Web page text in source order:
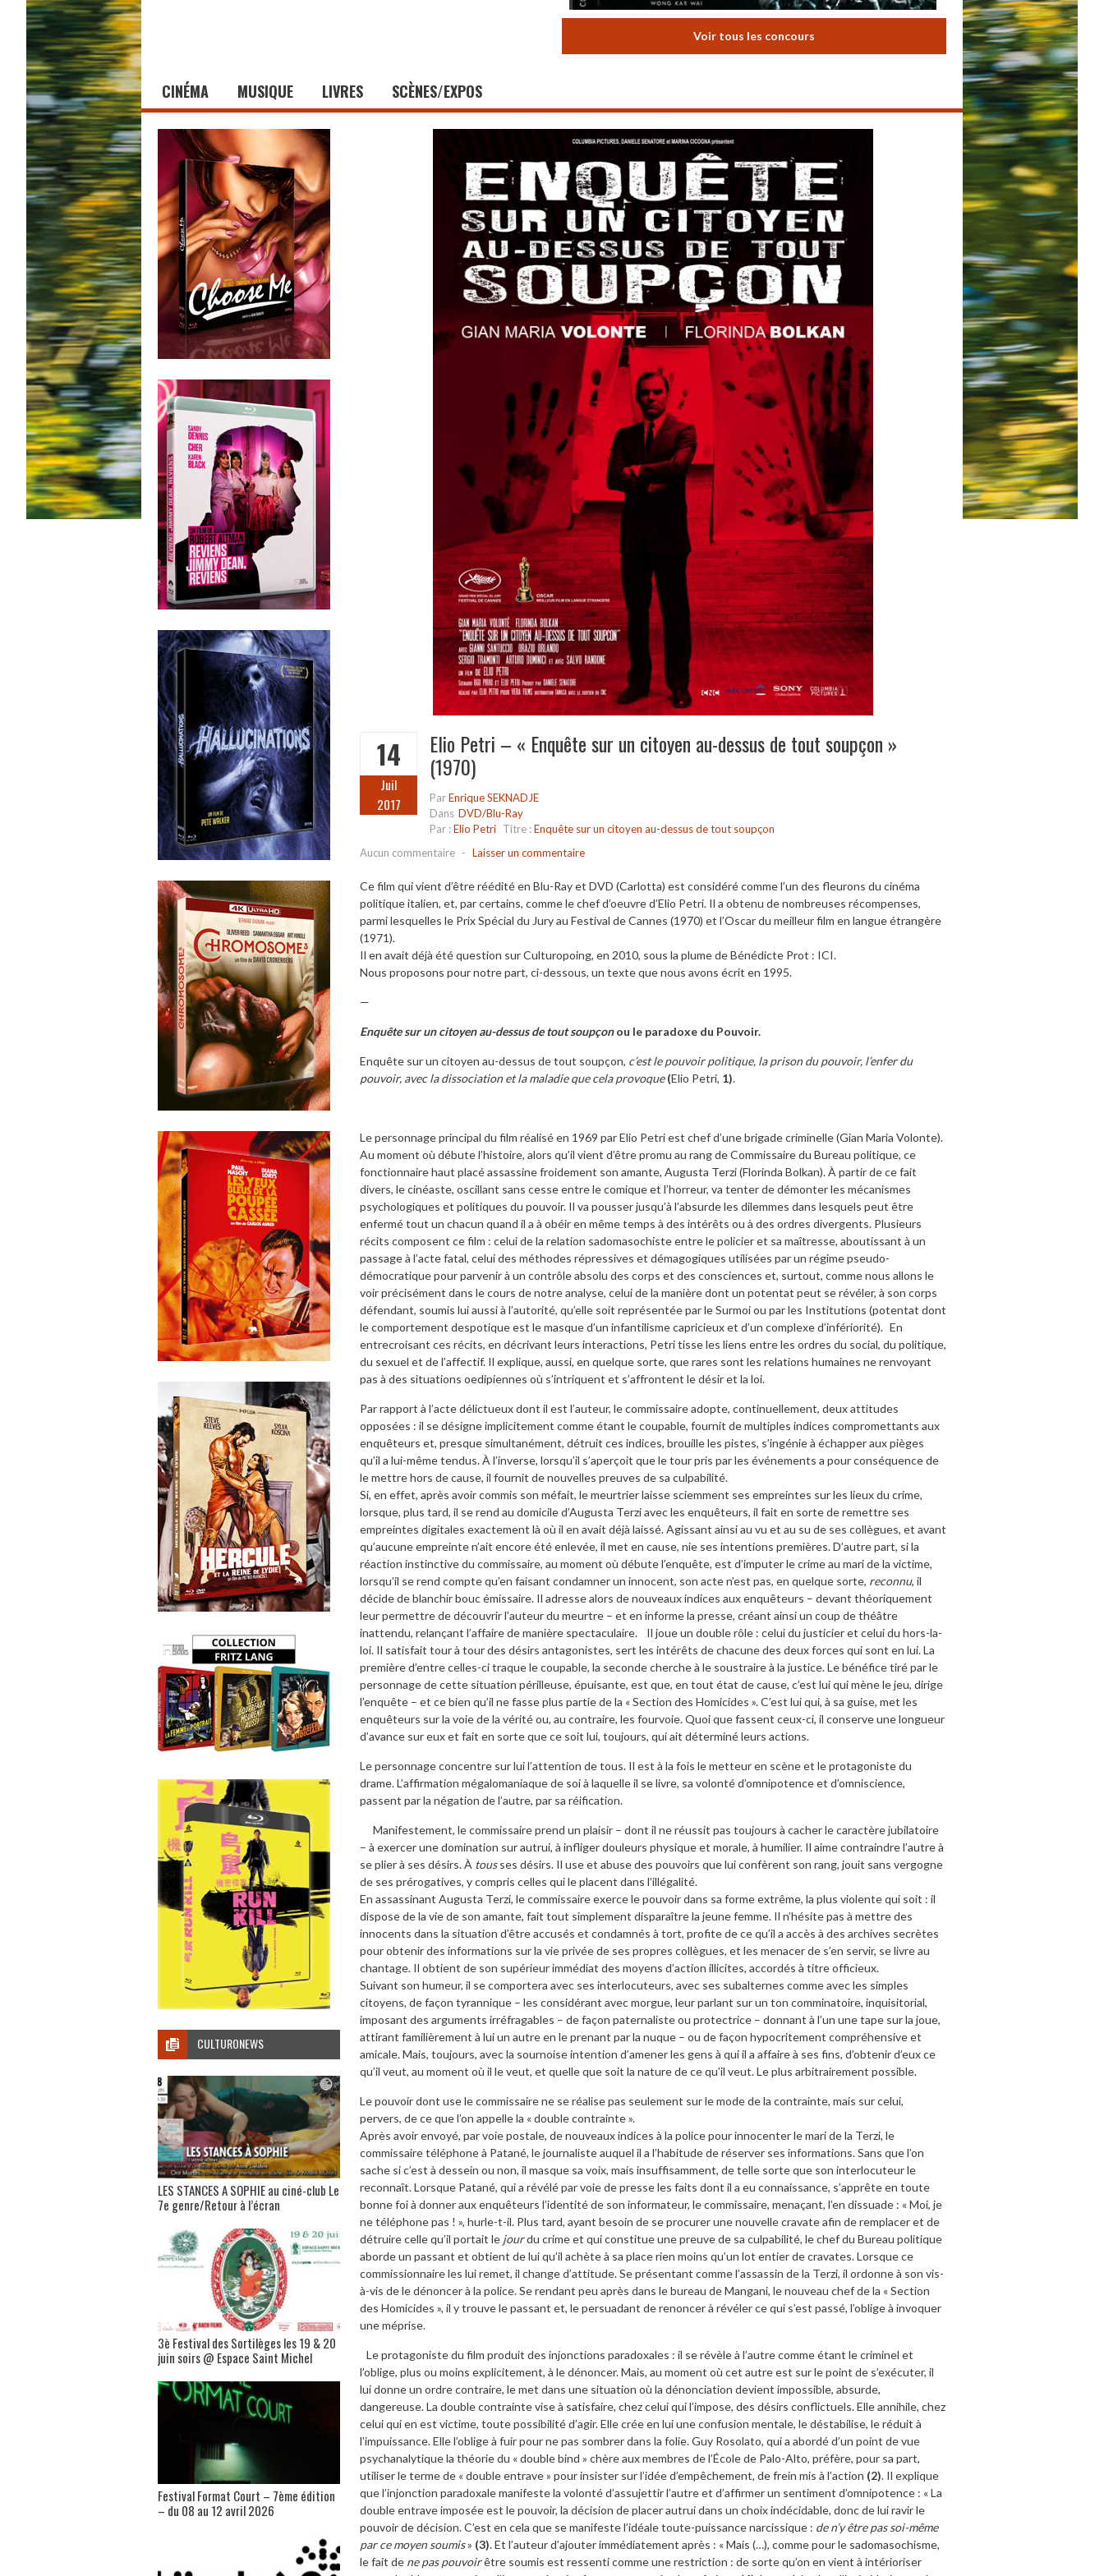
Voir tous les concours
CINÉMA MUSIQUE LIVRES SCÈNES/EXPOS
14
Juil
2017
Elio Petri – « Enquête sur un citoyen au-dessus de tout soupçon »
(1970)
ParEnrique SEKNADJE
Dans DVD/Blu-Ray
Par :Elio Petri Titre :Enquête sur un citoyen au-dessus de tout soupçon
Aucun commentaire - Laisser un commentaire
Ce film qui vient d’être réédité en Blu-Ray et DVD (Carlotta) est considéré comme l’un des fleurons du cinéma
politique italien, et, par certains, comme le chef d’oeuvre d’Elio Petri. Il a obtenu de nombreuses récompenses,
parmi lesquelles le Prix Spécial du Jury au Festival de Cannes (1970) et l’Oscar du meilleur film en langue étrangère
(1971).
Il en avait déjà été question sur Culturopoing, en 2010, sous la plume de Bénédicte Prot : ICI.
Nous proposons pour notre part, ci-dessous, un texte que nous avons écrit en 1995.
—
Enquête sur un citoyen au-dessus de tout soupçonou le paradoxe du Pouvoir.
Enquête sur un citoyen au-dessus de tout soupçon, c’est le pouvoir politique, la prison du pouvoir, l’enfer du
pouvoir, avec la dissociation et la maladie que cela provoque (Elio Petri, 1).
Le personnage principal du film réalisé en 1969 par Elio Petri est chef d’une brigade criminelle (Gian Maria Volonte).
Au moment où débute l’histoire, alors qu’il vient d’être promu au rang de Commissaire du Bureau politique, ce
fonctionnaire haut placé assassine froidement son amante, Augusta Terzi (Florinda Bolkan). À partir de ce fait
divers, le cinéaste, oscillant sans cesse entre le comique et l’horreur, va tenter de démonter les mécanismes
psychologiques et politiques du pouvoir. Il va pousser jusqu’à l’absurde les dilemmes dans lesquels peut être
enfermé tout un chacun quand il a à obéir en même temps à des intérêts ou à des ordres divergents. Plusieurs
récits composent ce film : celui de la relation sadomasochiste entre le policier et sa maîtresse, aboutissant à un
passage à l’acte fatal, celui des méthodes répressives et démagogiques utilisées par un régime pseudo-
démocratique pour parvenir à un contrôle absolu des corps et des consciences et, surtout, comme nous allons le
voir précisément dans le cours de notre analyse, celui de la manière dont un potentat peut se révéler, à son corps
défendant, soumis lui aussi à l’autorité, qu’elle soit représentée par le Surmoi ou par les Institutions (potentat dont
le comportement despotique est le masque d’un infantilisme capricieux et d’un complexe d’infériorité). En
entrecroisant ces récits, en décrivant leurs interactions, Petri tisse les liens entre les ordres du social, du politique,
du sexuel et de l’affectif. Il explique, aussi, en quelque sorte, que rares sont les relations humaines ne renvoyant
pas à des situations oedipiennes où s’intriquent et s’affrontent le désir et la loi.
Par rapport à l’acte délictueux dont il est l’auteur, le commissaire adopte, continuellement, deux attitudes
opposées : il se désigne implicitement comme étant le coupable, fournit de multiples indices compromettants aux
enquêteurs et, presque simultanément, détruit ces indices, brouille les pistes, s’ingénie à échapper aux pièges
qu’il a lui-même tendus. À l’inverse, lorsqu’il s’aperçoit que le tour pris par les événements a pour conséquence de
le mettre hors de cause, il fournit de nouvelles preuves de sa culpabilité.
Si, en effet, après avoir commis son méfait, le meurtrier laisse sciemment ses empreintes sur les lieux du crime,
lorsque, plus tard, il se rend au domicile d’Augusta Terzi avec les enquêteurs, il fait en sorte de remettre ses
empreintes digitales exactement là où il en avait déjà laissé. Agissant ainsi au vu et au su de ses collègues, et avant
qu’aucune empreinte n’ait encore été enlevée, il met en cause, nie ses intentions premières. D’autre part, si la
réaction instinctive du commissaire, au moment où débute l’enquête, est d’imputer le crime au mari de la victime,
lorsqu’il se rend compte qu’en faisant condamner un innocent, son acte n’est pas, en quelque sorte, reconnu, il
décide de blanchir bouc émissaire. Il adresse alors de nouveaux indices aux enquêteurs – devant théoriquement
leur permettre de découvrir l’auteur du meurtre – et en informe la presse, créant ainsi un coup de théâtre
inattendu, relançant l’affaire de manière spectaculaire. Il joue un double rôle : celui du justicier et celui du hors-la-
loi. Il satisfait tour à tour des désirs antagonistes, sert les intérêts de chacune des deux forces qui sont en lui. La
première d’entre celles-ci traque le coupable, la seconde cherche à le soustraire à la justice. Le bénéfice tiré par le
personnage de cette situation périlleuse, épuisante, est que, en tout état de cause, c’est lui qui mène le jeu, dirige
l’enquête – et ce bien qu’il ne fasse plus partie de la « Section des Homicides ». C’est lui qui, à sa guise, met les
enquêteurs sur la voie de la vérité ou, au contraire, les fourvoie. Quoi que fassent ceux-ci, il conserve une longueur
d’avance sur eux et fait en sorte que ce soit lui, toujours, qui ait déterminé leurs actions.
Le personnage concentre sur lui l’attention de tous. Il est à la fois le metteur en scène et le protagoniste du
drame. L’affirmation mégalomaniaque de soi à laquelle il se livre, sa volonté d’omnipotence et d’omniscience,
passent par la négation de l’autre, par sa réification.
Manifestement, le commissaire prend un plaisir – dont il ne réussit pas toujours à cacher le caractère jubilatoire
– à exercer une domination sur autrui, à infliger douleurs physique et morale, à humilier. Il aime contraindre l’autre à
se plier à ses désirs. À tousses désirs. Il use et abuse des pouvoirs que lui confèrent son rang, jouit sans vergogne
de ses prérogatives, y compris celles qui le placent dans l’illégalité.
En assassinant Augusta Terzi, le commissaire exerce le pouvoir dans sa forme extrême, la plus violente qui soit : il
dispose de la vie de son amante, fait tout simplement disparaître la jeune femme. Il n’hésite pas à mettre des
innocents dans la situation d’être accusés et condamnés à tort, profite de ce qu’il a accès à des archives secrètes
pour obtenir des informations sur la vie privée de ses propres collègues, et les menacer de s’en servir, se livre au
chantage. Il obtient de son supérieur immédiat des moyens d’action illicites, accordés à titre officieux.
Suivant son humeur, il se comportera avec ses interlocuteurs, avec ses subalternes comme avec les simples
citoyens, de façon tyrannique – les considérant avec morgue, leur parlant sur un ton comminatoire, inquisitorial,
imposant des arguments irréfragables – de façon paternaliste ou protectrice – donnant à l’un une tape sur la joue,
attirant familièrement à lui un autre en le prenant par la nuque – ou de façon hypocritement compréhensive et
amicale. Mais, toujours, avec la sournoise intention d’amener les gens à qui il a affaire à ses fins, d’obtenir d’eux ce
qu’il veut, au moment où il le veut, et quelle que soit la nature de ce qu’il veut. Le plus arbitrairement possible.
Le pouvoir dont use le commissaire ne se réalise pas seulement sur le mode de la contrainte, mais sur celui,
pervers, de ce que l’on appelle la « double contrainte ».
Après avoir envoyé, par voie postale, de nouveaux indices à la police pour innocenter le mari de la Terzi, le
commissaire téléphone à Patané, le journaliste auquel il a l’habitude de réserver ses informations. Sans que l’on
sache si c’est à dessein ou non, il masque sa voix, mais insuffisamment, de telle sorte que son interlocuteur le
reconnaît. Lorsque Patané, qui a révélé par voie de presse les faits dont il a eu connaissance, s’apprête en toute
bonne foi à donner aux enquêteurs l’identité de son informateur, le commissaire, menaçant, l’en dissuade : « Moi, je
ne téléphone pas ! », hurle-t-il. Plus tard, ayant besoin de se procurer une nouvelle cravate afin de remplacer et de
détruire celle qu’il portait le jourdu crime et qui constitue une preuve de sa culpabilité, le chef du Bureau politique
aborde un passant et obtient de lui qu’il achète à sa place rien moins qu’un lot entier de cravates. Lorsque ce
commissionnaire les lui remet, il change d’attitude. Se présentant comme l’assassin de la Terzi, il ordonne à son vis-
à-vis de le dénoncer à la police. Se rendant peu après dans le bureau de Mangani, le nouveau chef de la « Section
des Homicides », il y trouve le passant et, le persuadant de renoncer à révéler ce qui s’est passé, l’oblige à invoquer
une méprise.
Le protagoniste du film produit des injonctions paradoxales : il se révèle à l’autre comme étant le criminel et
l’oblige, plus ou moins explicitement, à le dénoncer. Mais, au moment où cet autre est sur le point de s’exécuter, il
lui donne un ordre contraire, le met dans une situation où la dénonciation devient impossible, absurde,
dangereuse. La double contrainte vise à satisfaire, chez celui qui l’impose, des désirs conflictuels. Elle annihile, chez
celui qui en est victime, toute possibilité d’agir. Elle crée en lui une confusion mentale, le déstabilise, le réduit à
l’impuissance. Elle l’oblige à fuir pour ne pas sombrer dans la folie. Guy Rosolato, qui a abordé d’un point de vue
psychanalytique la théorie du « double bind » chère aux membres de l’École de Palo-Alto, préfère, pour sa part,
utiliser le terme de « double entrave » pour insister sur l’idée d’empêchement, de frein mis à l’action (2). Il explique
que l’injonction paradoxale manifeste la volonté d’assujettir l’autre et d’affirmer un sentiment d’omnipotence : « La
double entrave imposée est le pouvoir, la décision de placer autrui dans un choix indécidable, donc de lui ravir le
pouvoir de décision. C’est en cela que se manifeste l’idéale toute-puissance narcissique : de n’y être pas soi-même
par ce moyen soumis» (3). Et l’auteur d’ajouter immédiatement après : « Mais (…), comme pour le sadomasochisme,
le fait de ne pas pouvoirêtre soumis est ressenti comme une restriction : de sorte qu’on en vient à intérioriser
CULTURONEWS
LES STANCES A SOPHIE au ciné-club Le
7e genre/Retour à l’écran
3è Festival des Sortilèges les 19 & 20
juin soirs @ Espace Saint Michel
Festival Format Court – 7ème édition
– du 08 au 12 avril 2026